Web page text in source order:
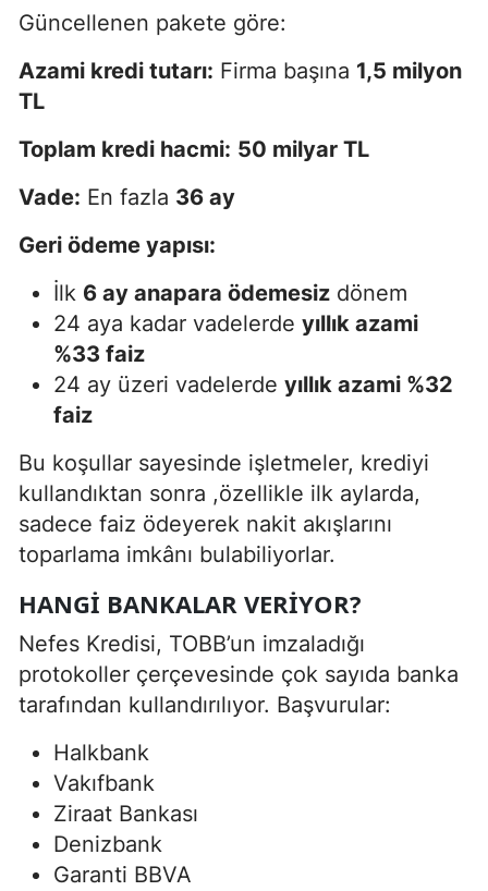
Güncellenen pakete göre:
Azami kredi tutarı: Firma başına 1,5 milyon
TL
Toplam kredi hacmi: 50 milyar TL
Vade: En fazla 36 ay
Geri ödeme yapısı:
İlk 6 ay anapara ödemesiz dönem
24 aya kadar vadelerde yıllık azami
%33 faiz
24 ay üzeri vadelerde yıllık azami %32
faiz
Bu koşullar sayesinde işletmeler, krediyi
kullandıktan sonra ,özellikle ilk aylarda,
sadece faiz ödeyerek nakit akışlarını
toparlama imkânı bulabiliyorlar.
HANGI BANKALAR VERIYOR?
Nefes Kredisi, TOBB’un imzaladığı
protokoller çerçevesinde çok sayıda banka
tarafından kullandırılıyor. Başvurular:
Halkbank
Vakıfbank
Ziraat Bankası
Denizbank
Garanti BBVA